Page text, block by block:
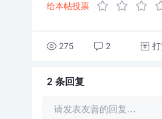
给本帖投票
275 2
2 条回复
请发表友善的回复…